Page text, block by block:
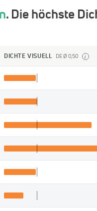
. Die höchste
DICHTE VISUELL DE Ø 0,50 i